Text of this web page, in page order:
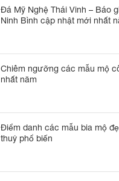
Đá Mỹ Nghệ Thái Vinh – Báo
Ninh Bình cập nhật mới nhất
Chiêm ngưỡng các mẫu mộ
nhất năm
Điểm danh các mẫu bia mộ
thuỷ phổ biến